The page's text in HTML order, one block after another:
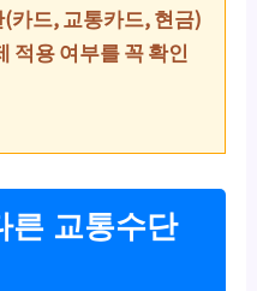
카드, 교통카드, 현금)
적용 여부를 꼭 확인
른 교통수단